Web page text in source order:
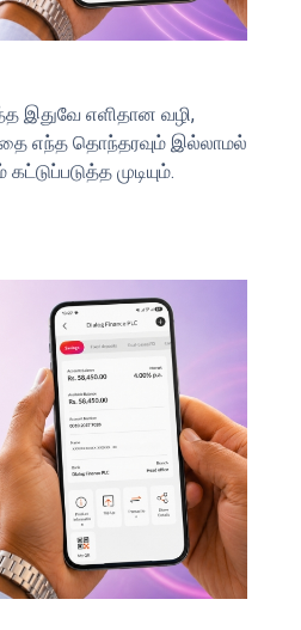
இதுவே எளிதான வழி,
எந்த தொந்தரவும் இல்லாமல்
முடியும்.